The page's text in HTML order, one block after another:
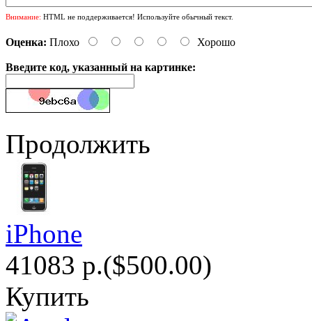
Внимание: HTML не поддерживается! Используйте обычный текст.
Оценка: Плохо Хорошо
Введите код, указанный на картинке:
Продолжить
iPhone
41083 р.($500.00)
Купить